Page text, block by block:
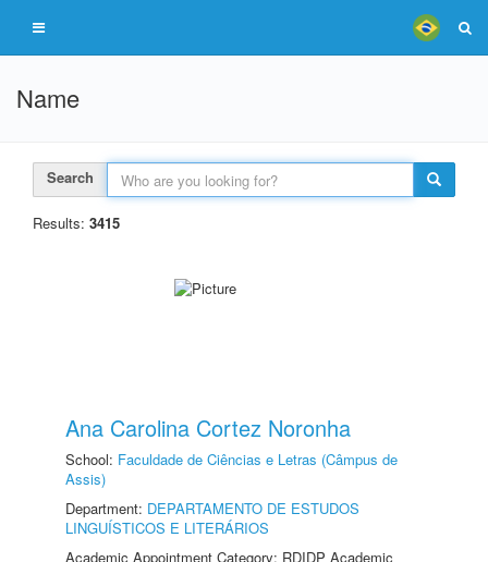
Name
Search
Results: 3415
Ana Carolina Cortez Noronha
School: Faculdade de Ciências e Letras (Câmpus de
Assis)
Department: DEPARTAMENTO DE ESTUDOS
LINGUÍSTICOS E LITERÁRIOS
Academic Appointment Category: RDIDP Academic